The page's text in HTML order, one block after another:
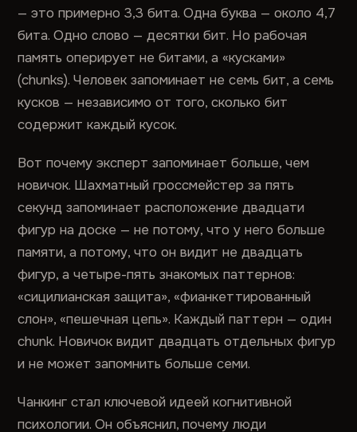
— это примерно 3,3 бита. Одна буква — около 4,7
бита. Одно слово — десятки бит. Но рабочая
память оперирует не битами, а «кусками»
(chunks). Человек запоминает не семь бит, а семь
кусков — независимо от того, сколько бит
содержит каждый кусок.
Вот почему эксперт запоминает больше, чем
новичок. Шахматный гроссмейстер за пять
секунд запоминает расположение двадцати
фигур на доске — не потому, что у него больше
памяти, а потому, что он видит не двадцать
фигур, а четыре-пять знакомых паттернов:
«сицилианская защита», «фианкеттированный
слон», «пешечная цепь». Каждый паттерн — один
chunk. Новичок видит двадцать отдельных фигур
и не может запомнить больше семи.
Чанкинг стал ключевой идеей когнитивной
психологии. Он объяснил, почему люди